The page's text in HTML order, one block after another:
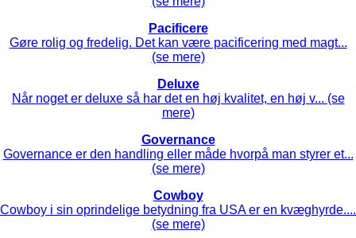
Pacificere
Gøre rolig og fredelig. Det kan være pacificering med magt...
(se mere)
Deluxe
Når noget er deluxe så har det en høj kvalitet, en høj v... (se
mere)
Governance
Governance er den handling eller måde hvorpå man styrer et...
(se mere)
Cowboy
Cowboy i sin oprindelige betydning fra USA er en kvæghyrde....
(se mere)